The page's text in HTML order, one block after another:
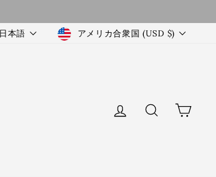
Language
日本語 Currency
アメリカ合衆国 (USD $)
LOG IN 検索 カート